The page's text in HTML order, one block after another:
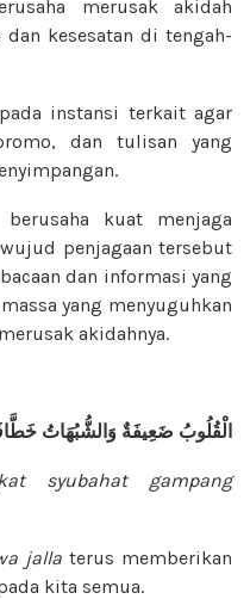
merusak akidah
kesesatan di tengah-
instansi terkait agar
dan tulisan yang
kuat menjaga
penjagaan tersebut
dan informasi yang
yang menyuguhkan
akidahnya.
الْقُلُوبُ ضَعِيفَةٌ وَالشُّبُهَاتُ
syubahat gampang
jalla terus memberikan
kita semua.